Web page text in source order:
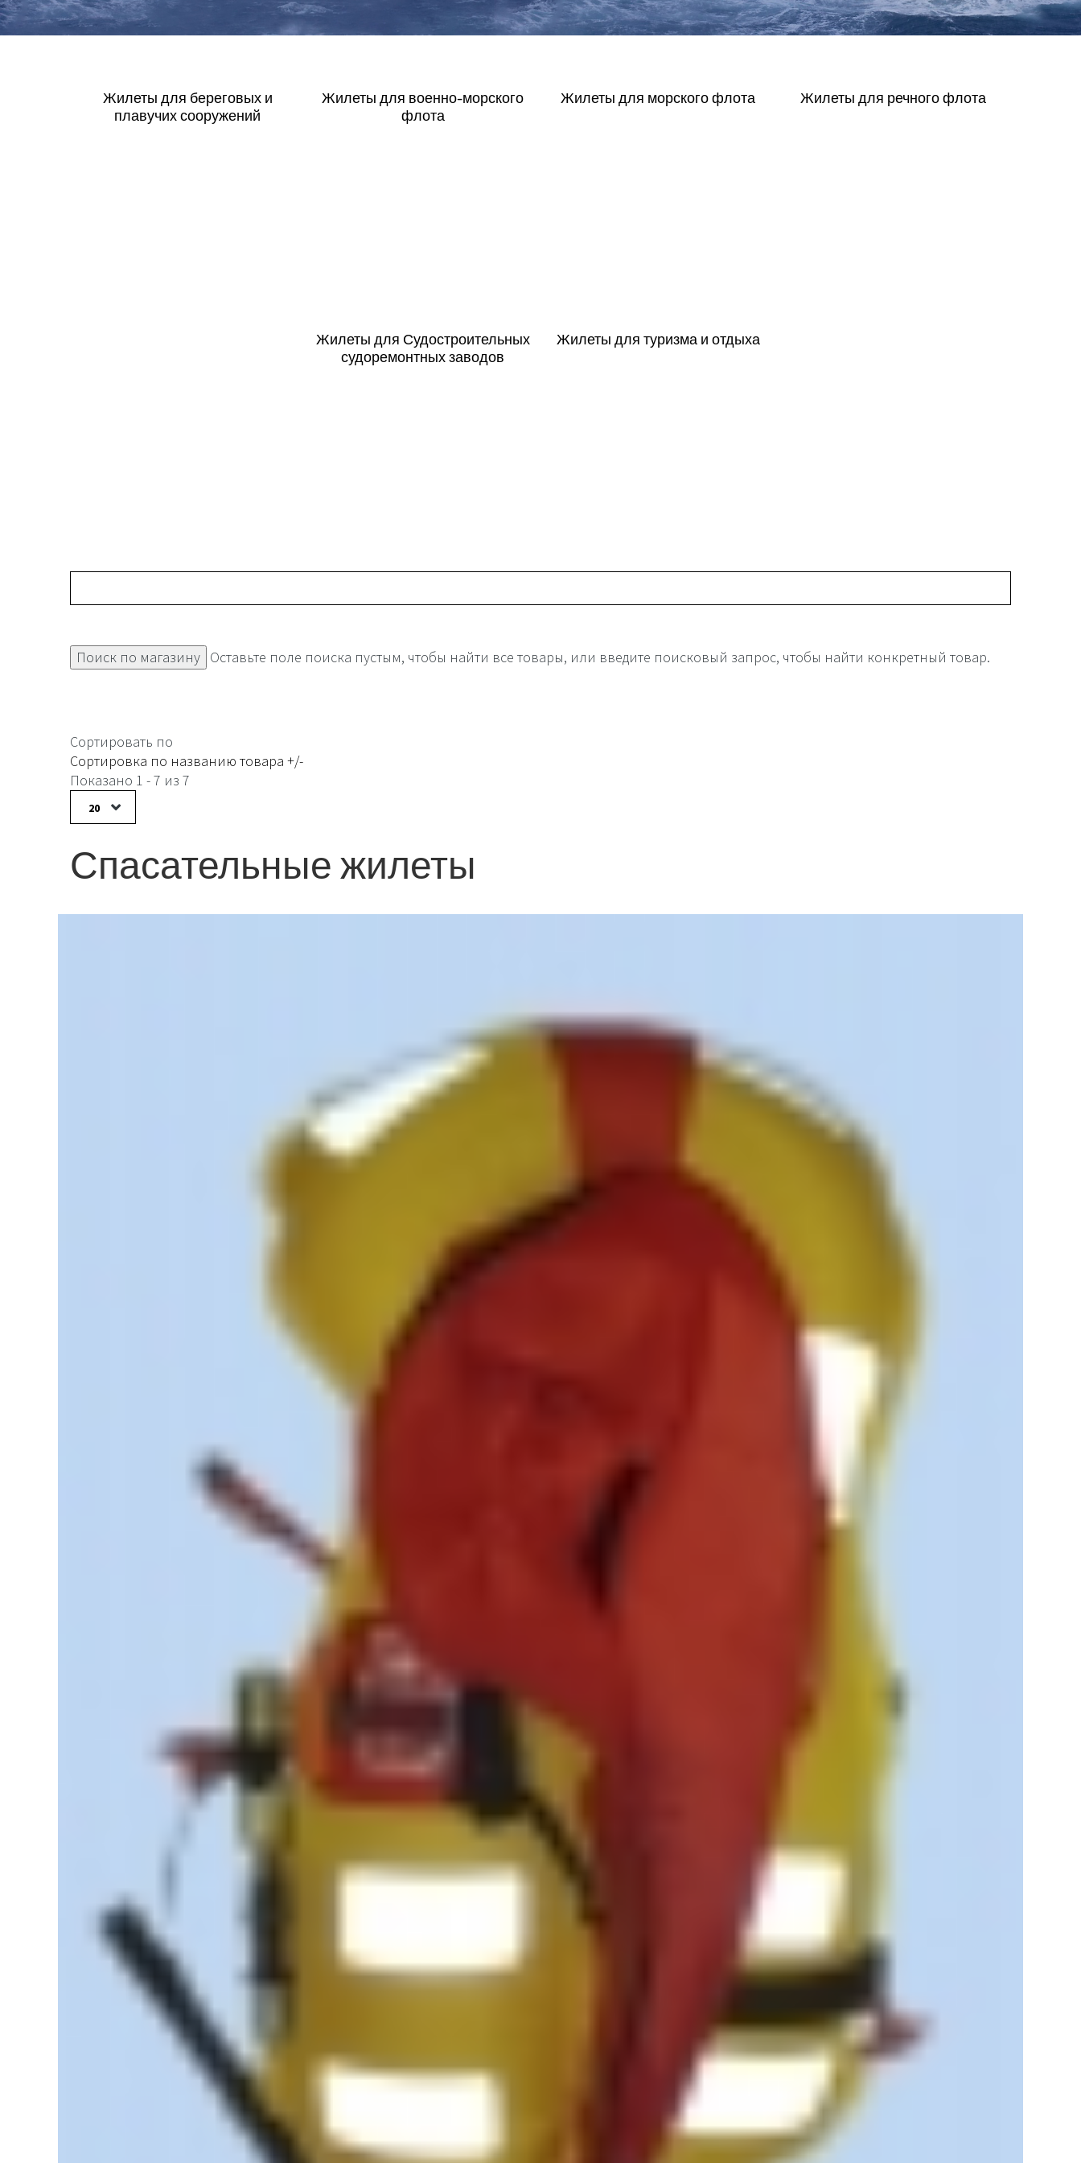
Электроогни
Нефтесборное оборудование
Elements
Template settings
Жилеты для береговых и
плавучихсооружений
Жилеты для военно-морского
флота
Жилеты для морскогофлота Жилеты для речногофлота
Жилеты для Судостроительных
судоремонтныхзаводов
Жилеты для туризма и отдыха
Оставьте поле поиска пустым, чтобы найти все товары, или введите поисковый запрос, чтобы найти конкретный товар.
Сортировать по
Сортировка по названию товара +/-
Показано 1 - 7 из 7
20
Спасательные жилеты